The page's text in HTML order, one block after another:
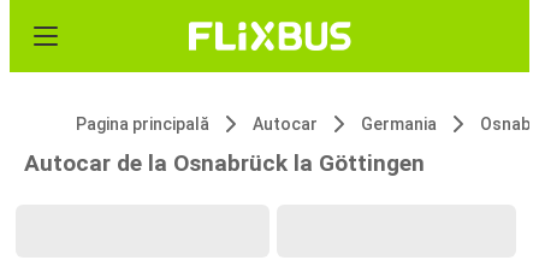
Pagina principală Autocar Germania
Autocar de la Osnabrück la Göttingen